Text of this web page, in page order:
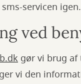
servicen igen.
ved
gør vi brug af
vi den